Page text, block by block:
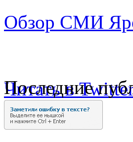
Обзор СМИ
Последние
Читать в